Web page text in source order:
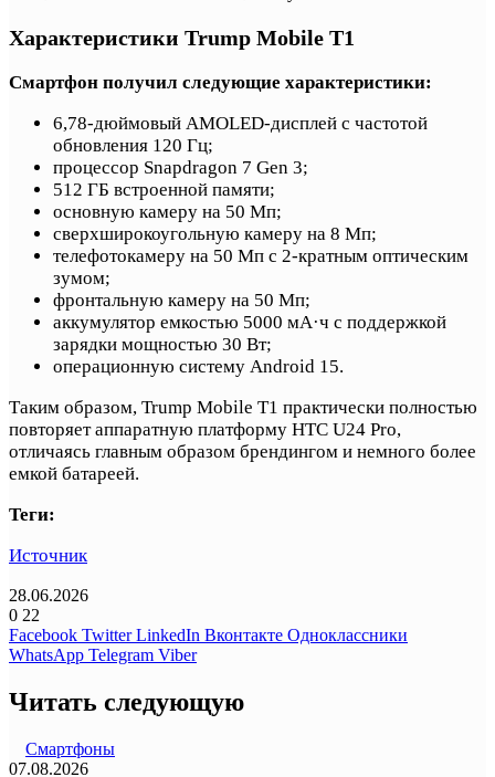
Характеристики Trump Mobile T1
Смартфон получил следующие характеристики:
6,78-дюймовый AMOLED-дисплей с частотой
обновления 120 Гц;
процессор Snapdragon 7 Gen 3;
512 ГБ встроенной памяти;
основную камеру на 50 Мп;
сверхширокоугольную камеру на 8 Мп;
телефотокамеру на 50 Мп с 2-кратным оптическим
зумом;
фронтальную камеру на 50 Мп;
аккумулятор емкостью 5000 мА·ч с поддержкой
зарядки мощностью 30 Вт;
операционную систему Android 15.
Таким образом, Trump Mobile T1 практически полностью
повторяет аппаратную платформу HTC U24 Pro,
отличаясь главным образом брендингом и немного более
емкой батареей.
Теги:
Источник
28.06.2026
0 22
Facebook Twitter LinkedIn Вконтакте Одноклассники
WhatsApp Telegram Viber
Читать следующую
Смартфоны
07.08.2026